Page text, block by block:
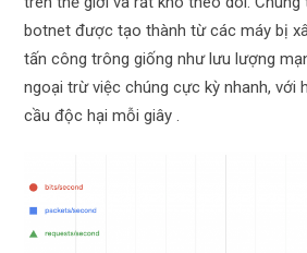
botnet được tạo thành từ các máy bị
tấn công trông giống như lưu lượng
ngoại trừ việc chúng cực kỳ nhanh, với
cầu độc hại mỗi giây .